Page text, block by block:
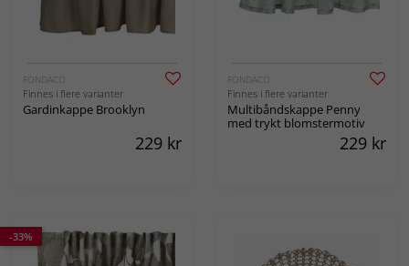
FONDACO
Finnes i flere varianter
Gardinkappe Brooklyn
229 kr
FONDACO
Finnes i flere varianter
Multibåndskappe Penny
med trykt blomstermotiv
229 kr
-33%